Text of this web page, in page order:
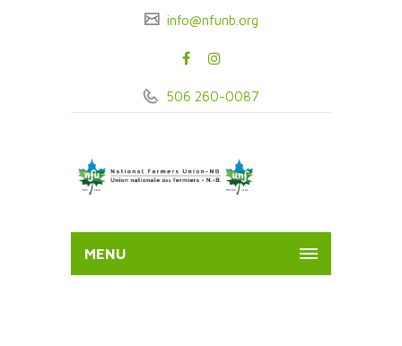
info@nfunb.org
506 260-0087
MENU